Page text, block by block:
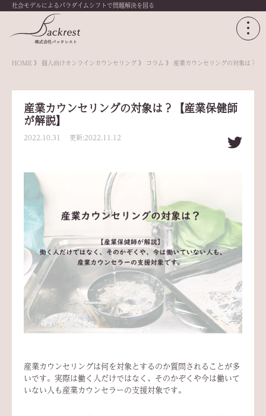
社会モデルによるパラダイムシフトで問題解決を図る
HOME 個人向けオンラインカウンセリング コラム 産業カウンセリングの対象は？【
産業カウンセリングの対象は？【産業保健師
が解説】
2022.10.31 更新:2022.11.12
産業カウンセリングは何を対象とするのか質問されることが多
いです。実際は働く人だけではなく、そのかぞくや今は働いて
いない人も産業カウンセラーの支援対象です。